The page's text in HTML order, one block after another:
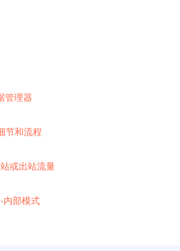
管理器
节和流程
或出站流量
内部模式